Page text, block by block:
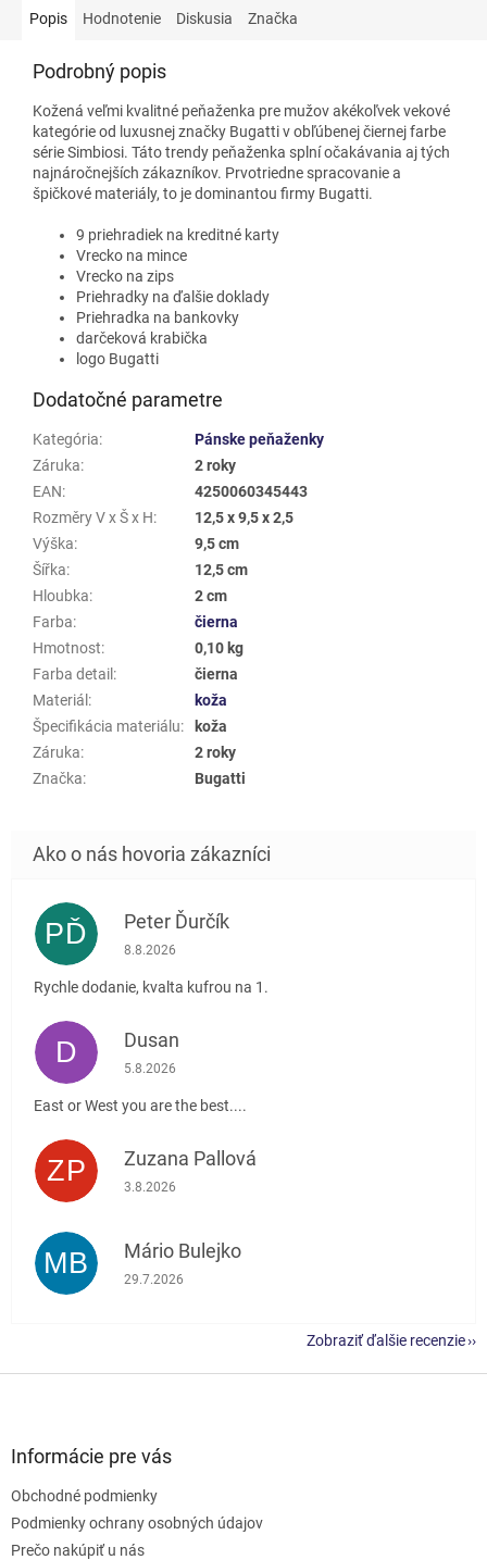
Popis Hodnotenie Diskusia Značka
Podrobný popis
Kožená veľmi kvalitné peňaženka pre mužov akékoľvek vekové
kategórie od luxusnej značky Bugatti v obľúbenej čiernej farbe
série Simbiosi. Táto trendy peňaženka splní očakávania aj tých
najnáročnejších zákazníkov. Prvotriedne spracovanie a
špičkové materiály, to je dominantou firmy Bugatti.
9 priehradiek na kreditné karty
Vrecko na mince
Vrecko na zips
Priehradky na ďalšie doklady
Priehradka na bankovky
darčeková krabička
logo Bugatti
Dodatočné parametre
Kategória:
Pánske peňaženky
Záruka:
2 roky
EAN:
4250060345443
Rozměry V x Š x H:
12,5 x 9,5 x 2,5
Výška:
9,5 cm
Šířka:
12,5 cm
Hloubka:
2 cm
Farba:
čierna
Hmotnost:
0,10 kg
Farba detail :
čierna
Materiál :
koža
Špecifikácia materiálu:
koža
Záruka:
2 roky
Značka: Bugatti
PĎ Peter Ďurčík
Hodnotenie obchodu je 5 z 5 hviezdičiek.
8.8.2026
Rychle dodanie, kvalta kufrou na 1.
D Dusan
Hodnotenie obchodu je 5 z 5 hviezdičiek.
5.8.2026
East or West you are the best....
ZP Zuzana Pallová
Hodnotenie obchodu je 5 z 5 hviezdičiek.
3.8.2026
MB Mário Bulejko
Hodnotenie obchodu je 5 z 5 hviezdičiek.
29.7.2026
Zobraziť ďalšie recenzie
Informácie pre vás
Obchodné podmienky
Podmienky ochrany osobných údajov
Prečo nakúpiť u nás